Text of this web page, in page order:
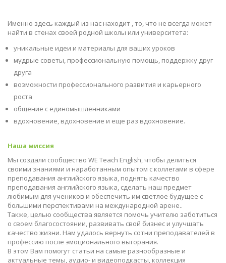
Именно здесь каждый из нас находит , то, что не всегда может
найти в стенах своей родной школы или университета:
уникальные идеи и материалы для ваших уроков
мудрые советы, профессиональную помощь, поддержку друг
друга
возможности профессионального развития и карьерного
роста
общение с единомышленниками
вдохновение, вдохновение и еще раз вдохновение.
Наша миссия
Мы создали сообщество WE Teach English, чтобы делиться
своими знаниями и наработанным опытом с коллегами в сфере
преподавания английского языка, поднять качество
преподавания английского языка, сделать наш предмет
любимым для учеников и обеспечить им светлое будущее с
большими перспективами на международной арене..
Также, целью сообщества является помочь учителю заботиться
о своем благосостоянии, развивать свой бизнес и улучшать
качество жизни. Нам удалось вернуть сотни преподавателей в
профессию после эмоционального выгорания.
В этом Вам помогут статьи на самые разнообразные и
актуальные темы, аудио- и видеоподкасты, коллекция